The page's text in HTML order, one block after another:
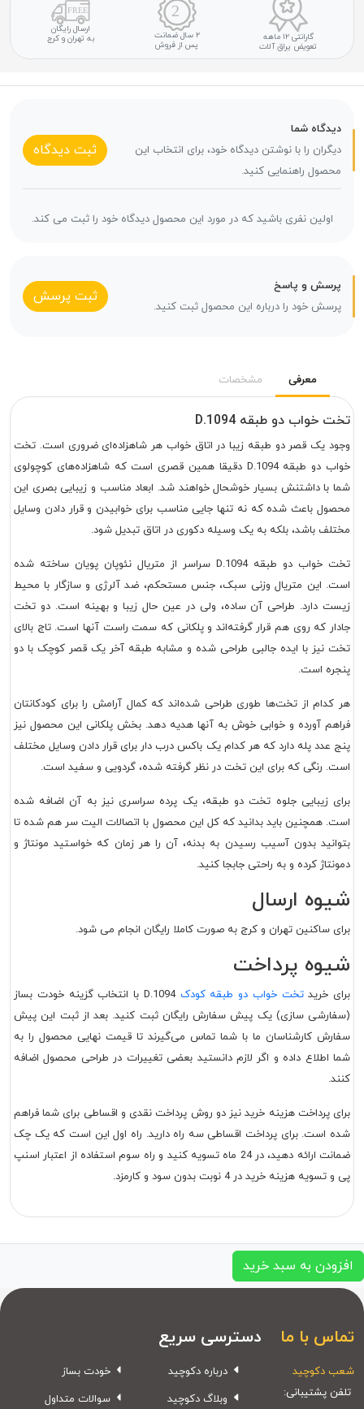
گارانتی ۱۲ ماهه
تعویض یراق آلات
۲ سال ضمانت
پس از فروش
ارسال رایگان
به تهران و کرج
دیدگاه شما
دیگران را با نوشتن دیدگاه خود، برای انتخاب این
محصول راهنمایی کنید.
ثبت دیدگاه
اولین نفری باشید که در مورد این محصول دیدگاه خود را ثبت می کند.
پرسش و پاسخ
پرسش خود را درباره این محصول ثبت کنید.
ثبت پرسش
معرفی مشخصات
تخت خواب دو طبقه D.1094
وجود یک قصر دو طبقه زیبا در اتاق خواب هر شاهزاده‌ای ضروری است. تخت
خواب دو طبقه D.1094 دقیقا همین قصری است که شاهزاده‌های کوچولوی
شما با داشتنش بسیار خوشحال خواهند شد. ابعاد مناسب و زیبایی بصری این
محصول باعث شده که نه تنها جایی مناسب برای خوابیدن و قرار دادن وسایل
مختلف باشد، بلکه به یک وسیله دکوری در اتاق تبدیل شود.
تخت خواب دو طبقه D.1094 سراسر از متریال نئوپان پویان ساخته شده
است. این متریال وزنی سبک، جنس مستحکم، ضد آلرژی و سازگار با محیط
زیست دارد. طراحی آن ساده، ولی در عین حال زیبا و بهینه است. دو تخت
جادار که روی هم قرار گرفته‌اند و پلکانی که سمت راست آنها است. تاج بالای
تخت نیز با ایده جالبی طراحی شده و مشابه طبقه آخر یک قصر کوچک با دو
پنجره است.
هر کدام از تخت‌ها طوری طراحی شده‌اند که کمال آرامش را برای کودکانتان
فراهم آورده و خوابی خوش به آنها هدیه دهد. بخش پلکانی این محصول نیز
پنج عدد پله دارد که هر کدام یک باکس درب دار برای قرار دادن وسایل مختلف
است. رنگی که برای این تخت در نظر گرفته شده، گردویی و سفید است.
برای زیبایی جلوه تخت دو طبقه، یک پرده سراسری نیز به آن اضافه شده
است. همچنین باید بدانید که کل این محصول با اتصالات الیت سر هم شده تا
بتوانید بدون آسیب رسیدن به بدنه، آن را هر زمان که خواستید مونتاژ و
دمونتاژ کرده و به راحتی جابجا کنید.
شیوه ارسال
برای ساکنین تهران و کرج به صورت کاملا رایگان انجام می شود.
شیوه پرداخت
برای خریدتخت خواب دو طبقه کودک
D.1094 با انتخاب گزینه خودت بساز
(سفارشی سازی) یک پیش سفارش رایگان ثبت کنید. بعد از ثبت این پیش
سفارش کارشناسان ما با شما تماس می‌گیرند تا قیمت نهایی محصول را به
شما اطلاع داده و اگر لازم دانستید بعضی تغییرات در طراحی محصول اضافه
کنند.
برای پرداخت هزینه خرید نیز دو روش پرداخت نقدی و اقساطی برای شما فراهم
شده است. برای پرداخت اقساطی سه راه دارید. راه اول این است که یک چک
ضمانت ارائه دهید، در 24 ماه تسویه کنید و راه سوم استفاده از اعتبار اسنپ
پی و تسویه هزینه خرید در 4 نوبت بدون سود و کارمزد.
افزودن به سبد خرید
تماس با ما
شعب دکوچید
تلفن پشتیبانی:
دسترسی سریع
درباره دکوچید
وبلاگ دکوچید
خودت بساز
سوالات متداول